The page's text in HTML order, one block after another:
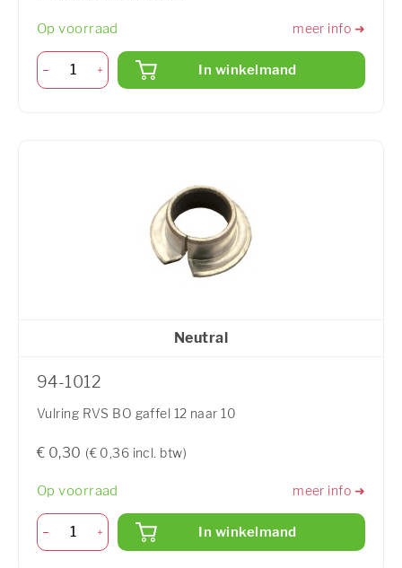
Op voorraad meer info ➜
In winkelmand
Neutral
94-1012
Vulring RVS BO gaffel 12 naar 10
€ 0,30 (€ 0,36 incl. btw)
Op voorraad meer info ➜
In winkelmand